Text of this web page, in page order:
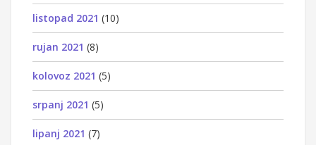
listopad 2021 (10)
rujan 2021 (8)
kolovoz 2021 (5)
srpanj 2021 (5)
lipanj 2021 (7)